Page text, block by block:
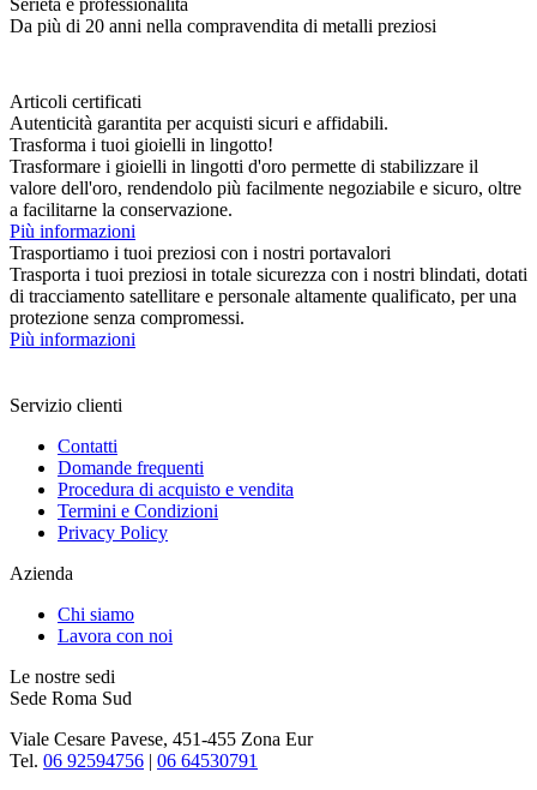
Serietà e professionalità
Da più di 20 anni nella compravendita di metalli preziosi
Articoli certificati
Autenticità garantita per acquisti sicuri e affidabili.
Trasforma i tuoi gioielli in lingotto!
Trasformare i gioielli in lingotti d'oro permette di stabilizzare il
valore dell'oro, rendendolo più facilmente negoziabile e sicuro, oltre
a facilitarne la conservazione.
Più informazioni
Trasportiamo i tuoi preziosi con i nostri portavalori
Trasporta i tuoi preziosi in totale sicurezza con i nostri blindati, dotati
di tracciamento satellitare e personale altamente qualificato, per una
protezione senza compromessi.
Più informazioni
Servizio clienti
Contatti
Domande frequenti
Procedura di acquisto e vendita
Termini e Condizioni
Privacy Policy
Azienda
Chi siamo
Lavora con noi
Le nostre sedi
Sede Roma Sud
Viale Cesare Pavese, 451-455 Zona Eur
Tel. 06 92594756 | 06 64530791